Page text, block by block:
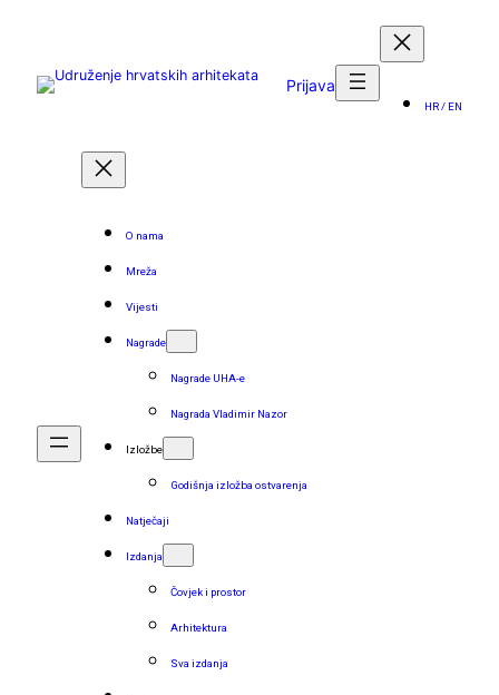
Prijava
HR / EN
O nama
Mreža
Vijesti
Nagrade
Nagrade UHA-e
Nagrada Vladimir Nazor
Izložbe
Godišnja izložba ostvarenja
Natječaji
Izdanja
Čovjek i prostor
Arhitektura
Sva izdanja